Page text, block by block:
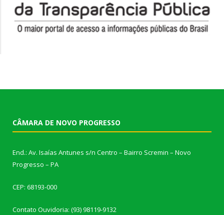
CÂMARA DE NOVO PROGRESSO
End.: Av. Isaías Antunes s/n Centro – Bairro Scremin – Novo
Progresso – PA
CEP: 68193-000
Contato Ouvidoria: (93) 98119-9132